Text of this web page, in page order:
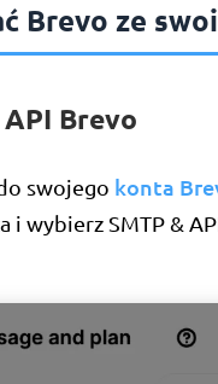
Brevo ze
Brevo
swojego konta
i wybierz SMTP &